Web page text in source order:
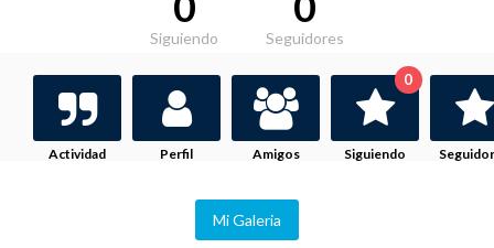
Siguiendo Seguidores
Actividad Perfil Amigos Siguiendo
0
Mi Galeria